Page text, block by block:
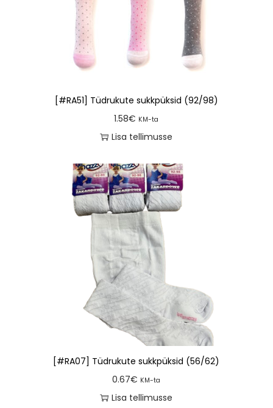
[#RA51] Tüdrukute sukkpüksid (92/98)
1.58€ KM-ta
Lisa tellimusse
[#RA07] Tüdrukute sukkpüksid (56/62)
0.67€ KM-ta
Lisa tellimusse